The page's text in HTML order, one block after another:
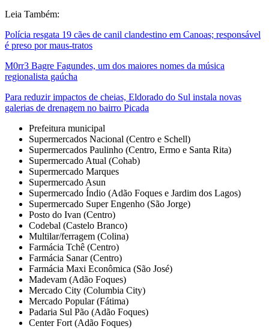
Leia Também:
Polícia resgata 19 cães de canil clandestino em Canoas; responsável
é preso por maus-tratos
M0rr3 Bagre Fagundes, um dos maiores nomes da música
regionalista gaúcha
Para reduzir impactos de cheias, Eldorado do Sul instala novas
galerias de drenagem no bairro Picada
Prefeitura municipal
Supermercados Nacional (Centro e Schell)
Supermercados Paulinho (Centro, Ermo e Santa Rita)
Supermercado Atual (Cohab)
Supermercado Marques
Supermercado Asun
Supermercado Índio (Adão Foques e Jardim dos Lagos)
Supermercado Super Engenho (São Jorge)
Posto do Ivan (Centro)
Codebal (Castelo Branco)
Multilar/ferragem (Colina)
Farmácia Tchê (Centro)
Farmácia Sanar (Centro)
Farmácia Maxi Econômica (São José)
Madevam (Adão Foques)
Mercado City (Columbia City)
Mercado Popular (Fátima)
Padaria Sul Pão (Adão Foques)
Center Fort (Adão Foques)